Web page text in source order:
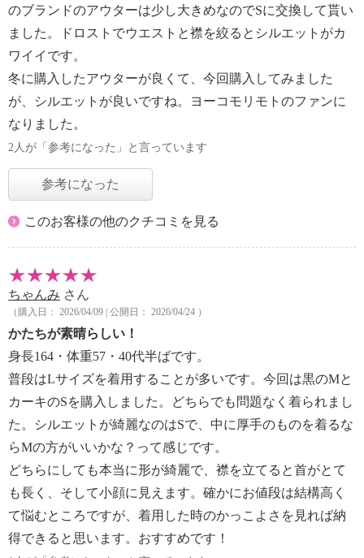
のブランドのアウターは少し大きめなのでSに交換して貰い
ました。ドロストでウエストと襟を絞るとシルエットがカ
ワイイです。
冬に購入したアウターが良くて、今回購入してみました
が、シルエットが良いですね。ヨーコモリモトのファンに
なりました。
2人が「参考になった」と言っています
参考になった
このお客様の他のクチコミを見る
ちゃんみ さん
（購入日： 2026/04/09 | 公開日： 2026/04/24 ）
かたちが素晴らしい！
身長164・体重57・40代半ばです。
普段はLサイズを着用することが多いです。今回は黒のMと
カーキのSを購入しました。どちらでも問題なく着られまし
た。シルエットが綺麗なのはSで、中に厚手のものを着るな
らMの方がいいかな？って感じです。
どちらにしても本当に形が綺麗で、襟を立てると首がとて
も長く、そして小顔に見えます。確かにお値段は結構高く
て悩むところですが、着用した時のかっこよさを見れば納
得できると思います。おすすめです！